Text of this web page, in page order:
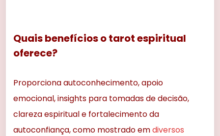
Quais benefícios o tarot espiritual
oferece?
Proporciona autoconhecimento, apoio
emocional, insights para tomadas de decisão,
clareza espiritual e fortalecimento da
autoconfiança, como mostrado emdiversos